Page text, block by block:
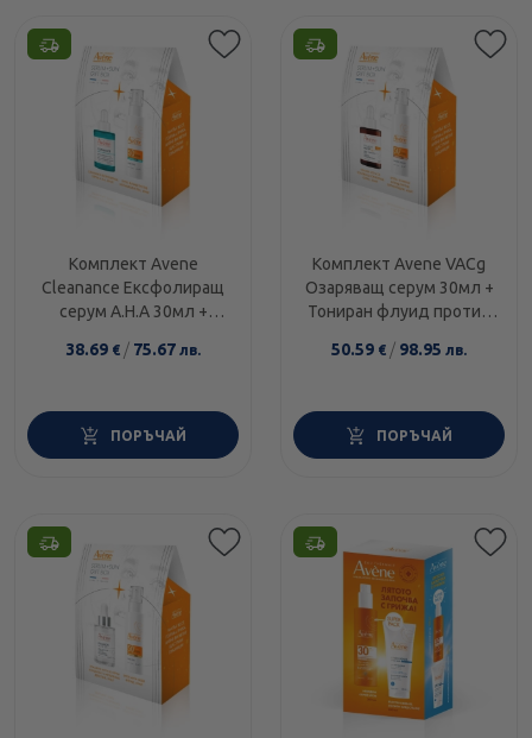
Комплект Avene
Cleanance Ексфолиращ
серум A.H.A 30мл +
несъвършенства SPF50
38.69 € / 75.67 лв.
ПОРЪЧАЙ
Комплект Avene VACg
Озаряващ серум 30мл +
Тониран флуид против
40мл
50.59 € / 98.95 лв.
ПОРЪЧАЙ